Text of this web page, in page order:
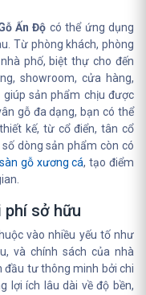
Ấn Độ có thể ứng dụng
Từ phòng khách, phòng
phố, biệt thự cho đến
showroom, cửa hàng,
sản phẩm chịu được
gỗ đa dạng, bạn có thể
kế, từ cổ điển, tân cổ
dòng sản phẩm còn có
sàn gỗ xương cá, tạo điểm
phí sở hữu
vào nhiều yếu tố như
và chính sách của nhà
đầu tư thông minh bởi chi
lợi ích lâu dài về độ bền,